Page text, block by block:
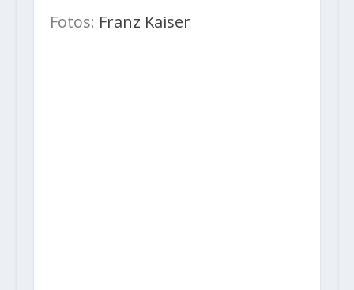
Fotos: Franz Kaiser